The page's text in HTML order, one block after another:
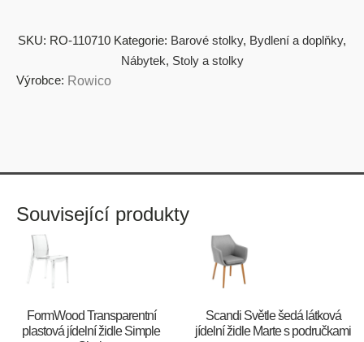
SKU: RO-110710 Kategorie: Barové stolky, Bydlení a doplňky,
Nábytek, Stoly a stolky
Výrobce: Rowico
Související produkty
FormWood Transparentní
plastová jídelní židle Simple
Scandi Světle šedá látková
jídelní židle Marte s područkami